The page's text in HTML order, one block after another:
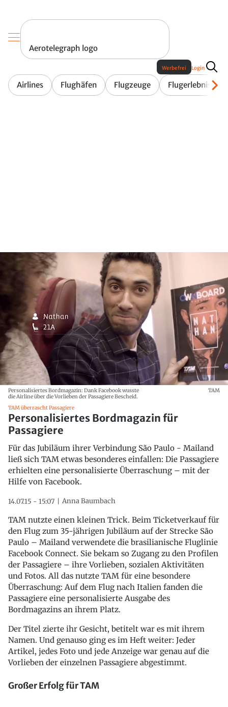
Aerotelegraph logo
Airlines Flughäfen Flugzeuge Flugerlebnis
Werbefrei Login
Personalisiertes Bordmagazin: Dank Facebook wusste
die Airline über die Vorlieben der Passagiere Bescheid.
TAM
TAM überrascht Passagiere
Personalisiertes Bordmagazin für
Passagiere
Für das Jubiläum ihrer Verbindung São Paulo - Mailand
ließ sich TAM etwas besonderes einfallen: Die Passagiere
erhielten eine personalisierte Überraschung – mit der
Hilfe von Facebook.
14.07.15 - 15:07 Anna Baumbach
TAM nutzte einen kleinen Trick. Beim Ticketverkauf für
den Flug zum 35-jährigen Jubiläum auf der Strecke São
Paulo – Mailand verwendete die brasilianische Fluglinie
Facebook Connect. Sie bekam so Zugang zu den Profilen
der Passagiere – ihre Vorlieben, sozialen Aktivitäten
und Fotos. All das nutzte TAM für eine besondere
Überraschung: Auf dem Flug nach Italien fanden die
Passagiere eine personalisierte Ausgabe des
Bordmagazins an ihrem Platz.
Der Titel zierte ihr Gesicht, betitelt war es mit ihrem
Namen. Und genauso ging es im Heft weiter: Jeder
Artikel, jedes Foto und jede Anzeige war genau auf die
Vorlieben der einzelnen Passagiere abgestimmt.
Großer Erfolg für TAM